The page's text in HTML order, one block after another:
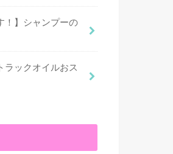
！】シャンプーの
ラックオイルおス